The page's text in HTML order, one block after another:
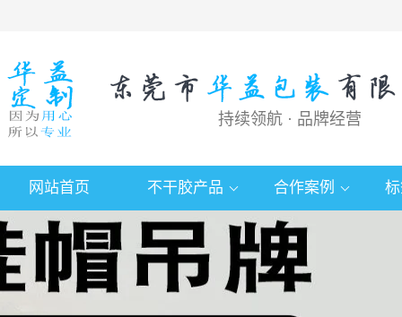
持续领航 · 品牌经营
网站首页 不干胶产品 合作案例